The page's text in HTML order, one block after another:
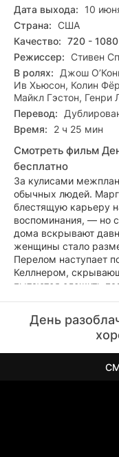
Дата выхода:
10
Страна: США
Качество: 720 - 1080
Режиссер: Стивен
В ролях:
Джош
Ив Хьюсон, Колин
Майкл Гэстон,
Перевод:
Время:
2 ч 25 мин
Смотреть фильм
бесплатно
За кулисами
обычных людей.
блестящую карьеру
воспоминания, — но
дома вскрывают
женщины стало
Перелом наступает
Келлнером,
пытаются сложить
близкие
встаёт мучительный
любимых. На фоне
напряжение
День